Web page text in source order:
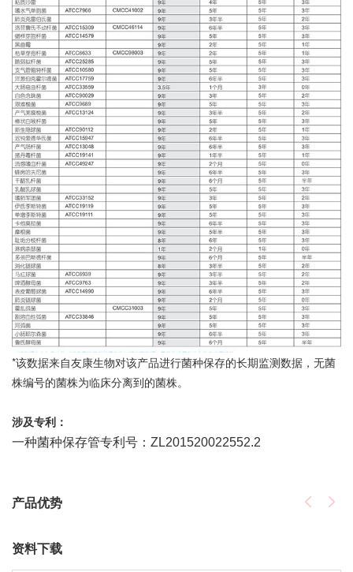
*该数据来自友康生物对该产品进行菌种保存的长期监测数据，无菌
株编号的菌株为临床分离到的菌株。
涉及专利：
一种菌种保存管专利号：ZL201520022552.2
产品优势
资料下载